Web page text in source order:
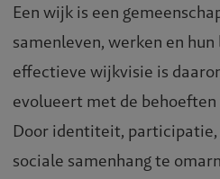
Een wijk is een
samenleven, werken en hun
effectieve wijkvisie is
evolueert met de behoeften
Door identiteit, participatie,
sociale samenhang te